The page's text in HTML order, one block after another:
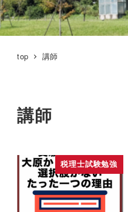
top 講師
講師
税理士試験勉強